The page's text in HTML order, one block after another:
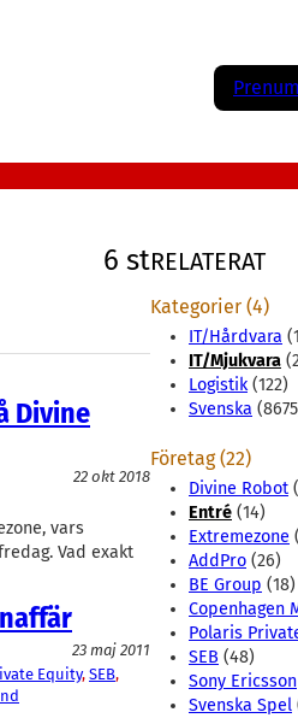
6 st
Divine
22 okt 2018
vars
Vad exakt
23 maj 2011
Equity, SEB
RELATERAT
Kategorier (4)
IT/Hårdvara
IT/Mjukvara
Logistik(122)
Svenska
Företag (22)
Divine Robot
Entré (14)
Extremezone
AddPro (26)
BE Group (18)
Copenhagen
Polaris
SEB (48)
Sony Ericsson
Svenska Spel